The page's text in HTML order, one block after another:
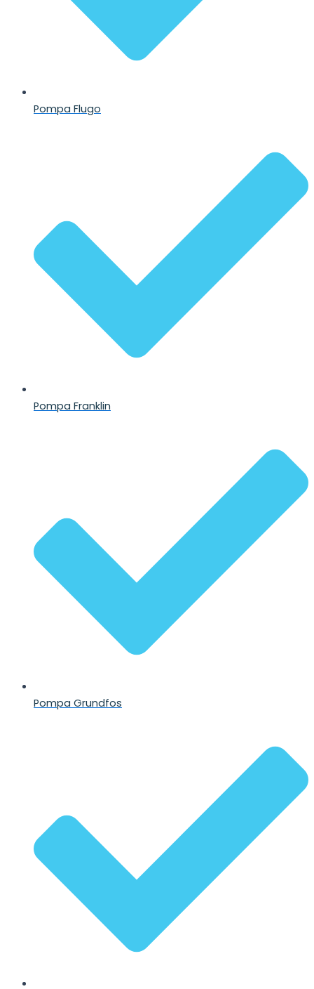
Pompa Flugo
Pompa Franklin
Pompa Grundfos